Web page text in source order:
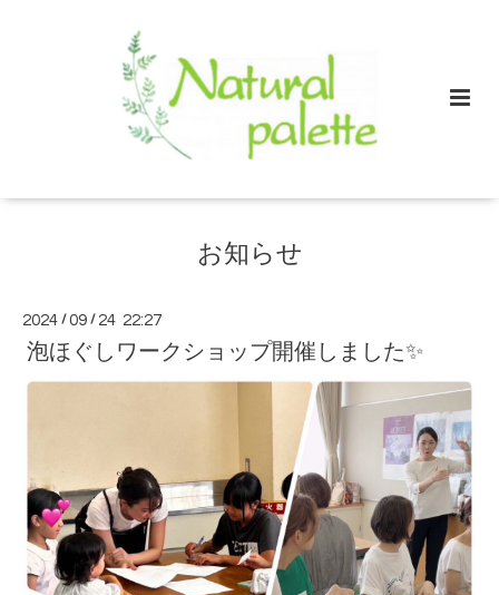
お知らせ
2024 /09 / 24 22:27
泡ほぐしワークショップ開催しました✨